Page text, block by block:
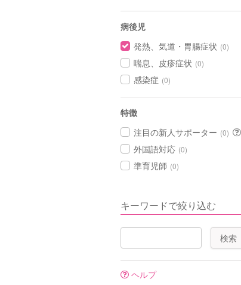
病後児
発熱、気道・胃腸症状 (0)
喘息、皮疹症状 (0)
感染症 (0)
特徴
注目の新人サポーター (0)
外国語対応 (0)
準育児師 (0)
キーワードで絞り込む
ヘルプ